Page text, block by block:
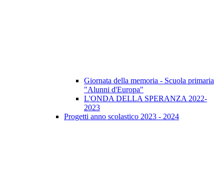
Giornata della memoria - Scuola primaria
"Alunni d'Europa"
L'ONDA DELLA SPERANZA 2022-
2023
Progetti anno scolastico 2023 - 2024